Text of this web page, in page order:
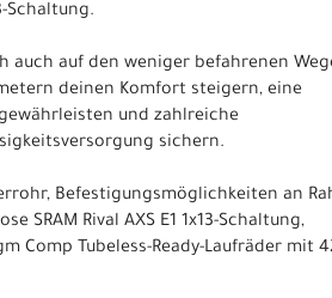
Schaltung.
auch auf den weniger befahrenen
deinen Komfort steigern, eine
und zahlreiche
sichern.
Befestigungsmöglichkeiten an
SRAM Rival AXS E1 1x13-Schaltung,
Comp Tubeless-Ready-Laufräder mit